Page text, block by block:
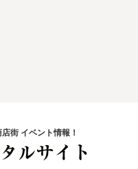
街 イベント情報！